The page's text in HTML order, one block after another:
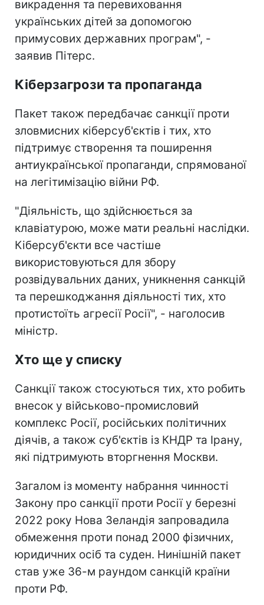
викрадення та перевиховання
українських дітей за допомогою
примусових державних програм", -
заявив Пітерс.
Кіберзагрози та пропаганда
Пакет також передбачає санкції проти
зловмисних кіберсуб'єктів і тих, хто
підтримує створення та поширення
антиукраїнської пропаганди, спрямованої
на легітимізацію війни РФ.
"Діяльність, що здійснюється за
клавіатурою, може мати реальні наслідки.
Кіберсуб'єкти все частіше
використовуються для збору
розвідувальних даних, уникнення санкцій
та перешкоджання діяльності тих, хто
протистоїть агресії Росії", - наголосив
міністр.
Хто ще у списку
Санкції також стосуються тих, хто робить
внесок у військово-промисловий
комплекс Росії, російських політичних
діячів, а також суб'єктів із КНДР та Ірану,
які підтримують вторгнення Москви.
Загалом із моменту набрання чинності
Закону про санкції проти Росії у березні
2022 року Нова Зеландія запровадила
обмеження проти понад 2000 фізичних,
юридичних осіб та суден. Нинішній пакет
став уже 36-м раундом санкцій країни
проти РФ.